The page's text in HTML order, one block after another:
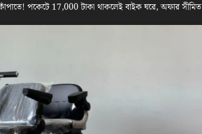
পকেটে 17,000 টাকা থাকলেই বাইক ঘরে, অফার সীমিত